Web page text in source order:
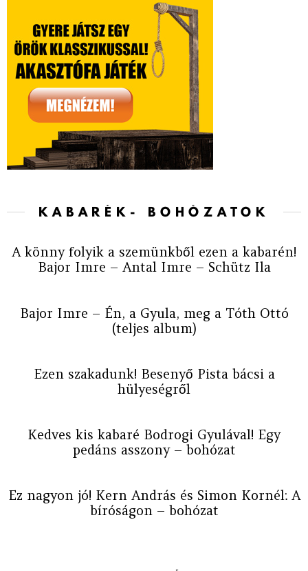
KABARÉK- BOHÓZATOK
A könny folyik a szemünkből ezen a kabarén!
Bajor Imre – Antal Imre – Schütz Ila
Bajor Imre – Én, a Gyula, meg a Tóth Ottó
(teljes album)
Ezen szakadunk! Besenyő Pista bácsi a
hülyeségről
Kedves kis kabaré Bodrogi Gyulával! Egy
pedáns asszony – bohózat
Ez nagyon jó! Kern András és Simon Kornél: A
bíróságon – bohózat